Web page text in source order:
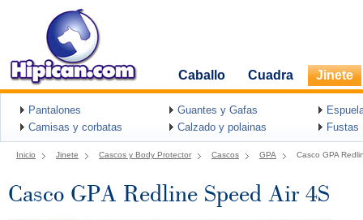
Caballo Cuadra Jinete
Pantalones Guantes y Gafas
Camisas y corbatas
Calzado y polainas Fustas
Inicio Jinete Cascos y Body Protector Cascos GPA Casco GPA
Casco GPA Redline Speed Air 4S